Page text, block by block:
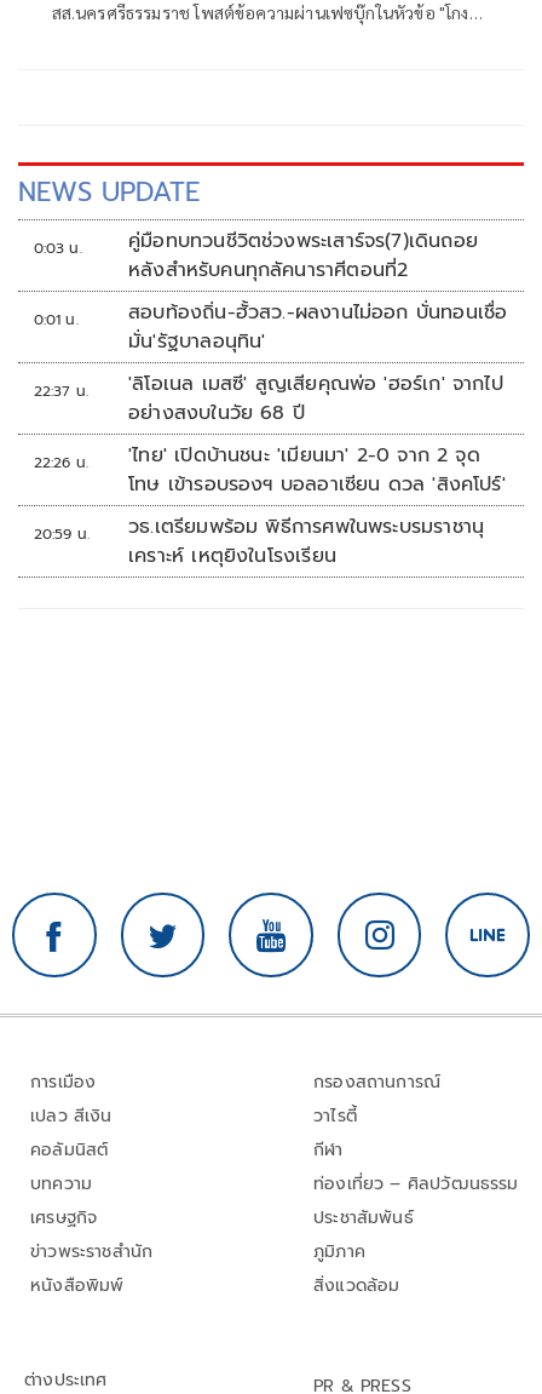
สส.นครศรีธรรมราช โพสต์ข้อความผ่านเฟซบุ๊กในหัวข้อ "โกง
NEWS UPDATE
0:03 น.
คู่มือทบทวนชีวิตช่วงพระเสาร์จร(7)เดินถอย
หลังสำหรับคนทุกลัคนาราศีตอนที่2
0:01 น.
สอบท้องถิ่น-ฮั้วสว.-ผลงานไม่ออก บั่นทอนเชื่อ
มั่น'รัฐบาลอนุทิน'
22:37 น.
'ลิโอเนล เมสซี' สูญเสียคุณพ่อ 'ฮอร์เก' จากไป
อย่างสงบในวัย 68 ปี
22:26 น.
'ไทย' เปิดบ้านชนะ 'เมียนมา' 2-0 จาก 2 จุด
โทษ เข้ารอบรองฯ บอลอาเซียน ดวล 'สิงคโปร์'
20:59 น.
วธ.เตรียมพร้อม พิธีการศพในพระบรมราชานุ
เคราะห์ เหตุยิงในโรงเรียน
การเมือง
เปลว สีเงิน
คอลัมนิสต์
บทความ
เศรษฐกิจ
ข่าวพระราชสำนัก
หนังสือพิมพ์
กรองสถานการณ์
วาไรตี้
กีฬา
ท่องเที่ยว – ศิลปวัฒนธรรม
ประชาสัมพันธ์
ภูมิภาค
สิ่งแวดล้อม
ต่างประเทศ PR & PRESS